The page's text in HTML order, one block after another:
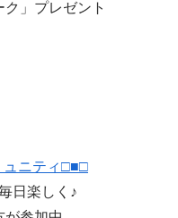
」プレゼント
ュニティ□■□
日楽しく♪